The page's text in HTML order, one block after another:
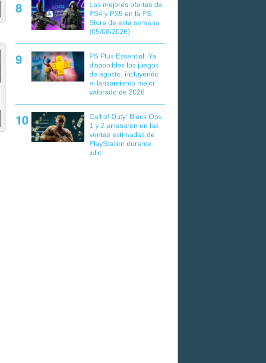
Las mejores ofertas de
PS4 y PS5 en la PS
Store de esta semana
(05/08/2026)
PS Plus Essential: Ya
disponibles los juegos
de agosto, incluyendo
el lanzamiento mejor
valorado de 2026
Call of Duty: Black Ops
1 y 2 arrasaron en las
ventas estimadas de
PlayStation durante
julio